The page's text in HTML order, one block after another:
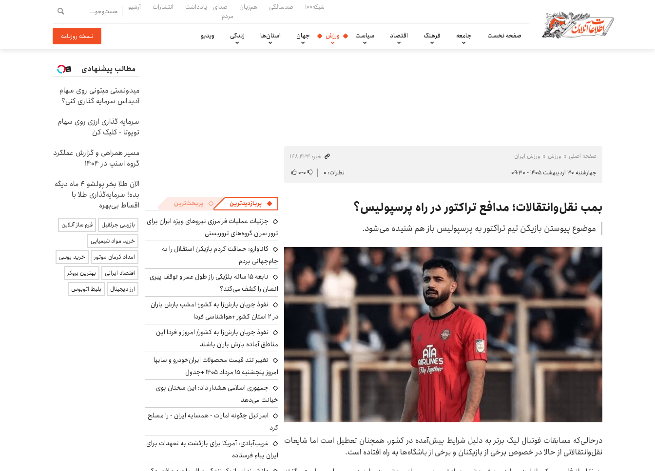
شبکه۱۰۰ صدسالگی هم‌زبان
صدای
مردم
یادداشت انتشارات آرشیو
صفحه نخست جامعه فرهنگ اقتصاد سیاست ورزش جهان استان‌ها زندگی ویدیو نسخه روزنامه
صفحه اصلی ورزش ورزش ایران
خبر: ۱۴۸٬۴۳۴
چهارشنبه ۳۰ اردیبهشت ۱۴۰۵ - ۰۹:۳۰
نظرات: ۰ ۰-۰
بمب نقل‌وانتقالات؛ مدافع تراکتور در راه پرسپولیس؟
موضوع پیوستن بازیکن تیم تراکتور به پرسپولیس باز هم شنیده می‌شود.
درحالی‌که مسابقات فوتبال لیگ برتر به دلیل شرایط پیش‌آمده در کشور، همچنان تعطیل است اما شایعات
نقل‌وانتقالاتی از حالا در خصوص برخی از بازیکنان و برخی از باشگاه‌ها به راه افتاده است.
پربازدیدترین پربحث‌ترین
جزئیات عملیات فرامرزی نیروهای ویژه ایران برای
ترور سران گروه‌های تروریستی
کاناوارو: حماقت کردم بازیکن استقلال را به
جام‌جهانی بردم
نابغه ۱۵ ساله بلژیکی راز طول عمر و توقف پیری
انسان را کشف می‌کند؟
نفوذ جریان بارش‌زا به کشور؛ امشب بارش باران
در ۲ استان کشور +هواشناسی فردا
نفوذ جریان بارش‌زا به کشور/ امروز و فردا این
مناطق آماده بارش باران باشند
تغییر تند قیمت محصولات ایران‌خودرو و سایپا
امروز پنجشنبه ۱۵ مرداد ۱۴۰۵ +جدول
جمهوری اسلامی هشدار داد: این سخنان بوی
خیانت می‌دهد
اسرائیل چگونه امارات - همسایه ایران - را مسلح
کرد
غریب‌آبادی: آمریکا برای بازگشت به تعهدات برای
ایران پیام فرستاده
مطالب پیشنهادی
میدونستی میتونی روی سهام
آدیداس سرمایه گذاری کنی؟
سرمایه گذاری ارزی روی سهام
تویوتا - کلیک کن
مسیر همراهی و گزارش عملکرد
گروه اسنپ در ۱۴۰۴
الان طلا بخر پولشو 4 ماه دیگه
بده! سرمایه‌گذاری طلا با
اقساط بی‌بهره
بازرسی جرثقیل
فرم ساز آنلاین
خرید مواد شیمیایی
امداد کرمان موتور
خرید یوسی
اقتصاد ایرانی
بهترین بروکر
ارز دیجیتال
بلیط اتوبوس